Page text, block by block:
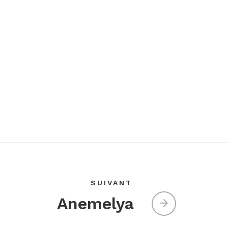
SUIVANT
Anemelya